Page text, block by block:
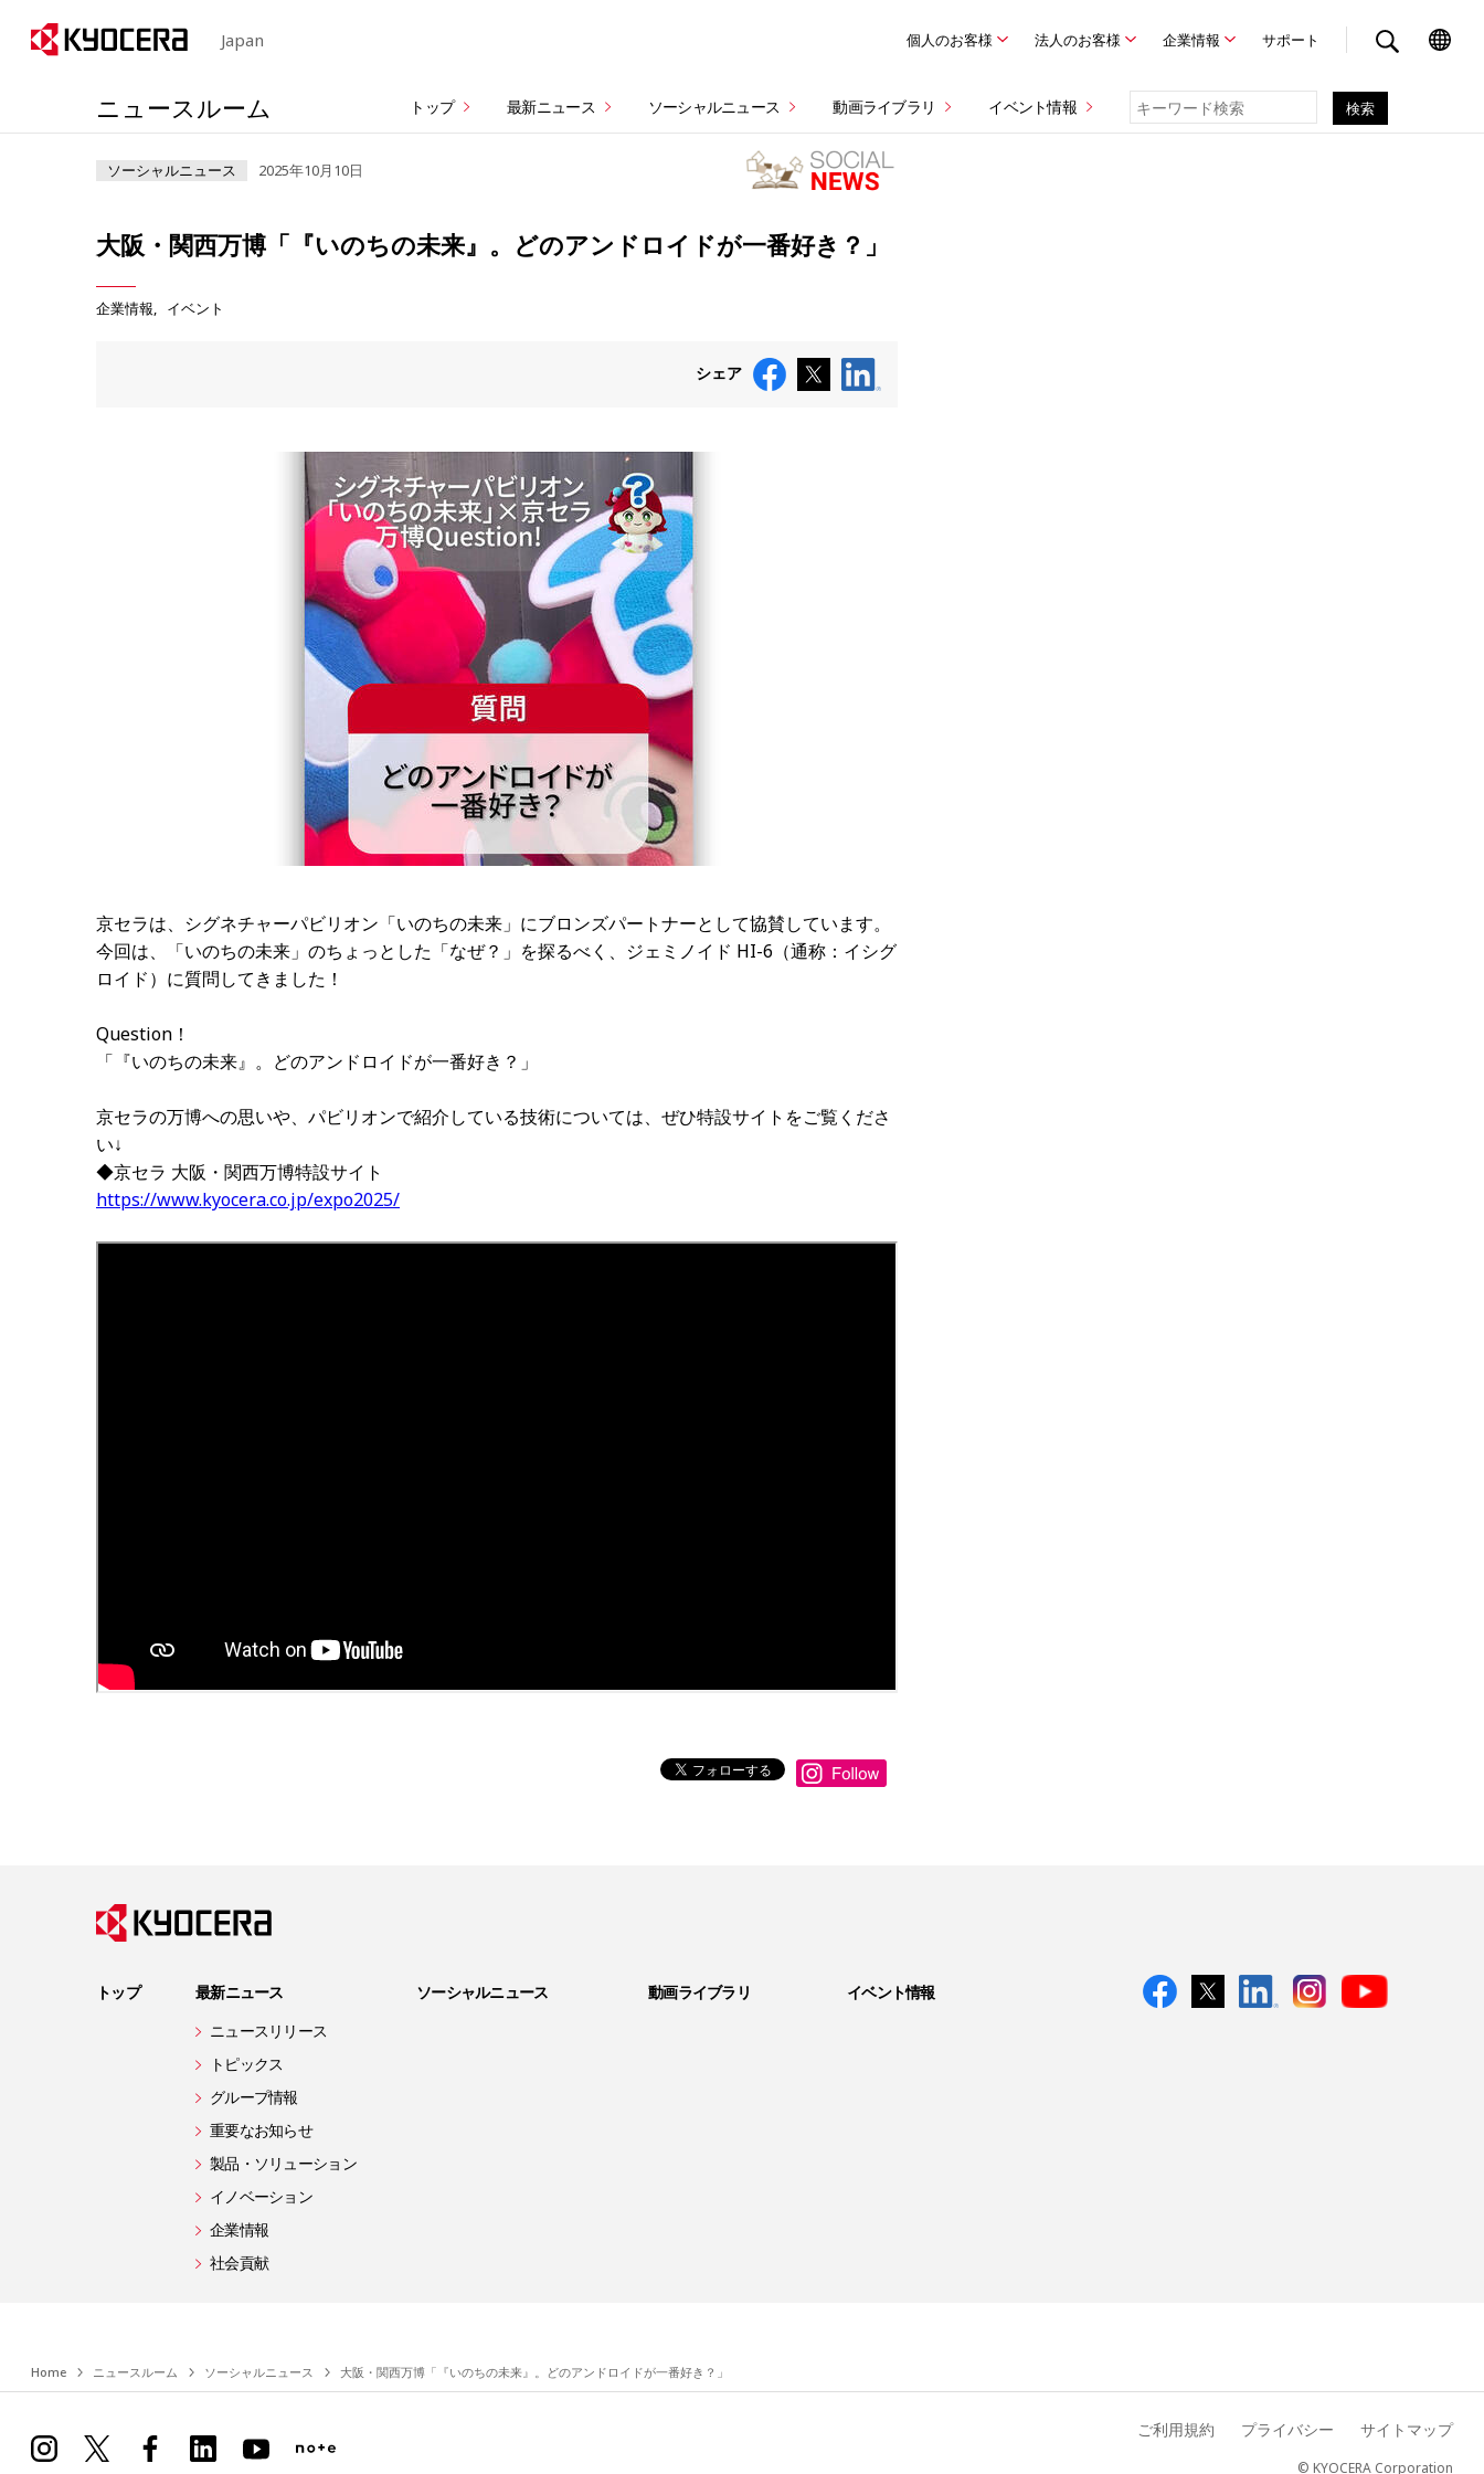
Japan 個人のお客様 法人のお客様 企業情報 サポート
ニュースルーム トップ 最新ニュース ソーシャルニュース 動画ライブラリ イベント情報
ソーシャルニュース 2025年10月10日
大阪・関西万博「『いのちの未来』。どのアンドロイドが一番好き？」
企業情報 イベント
シェア
京セラは、シグネチャーパビリオン「いのちの未来」にブロンズパートナーとして協賛しています。
今回は、「いのちの未来」のちょっとした「なぜ？」を探るべく、ジェミノイド HI-6（通称：イシグ
ロイド）に質問してきました！
Question！
「『いのちの未来』。どのアンドロイドが一番好き？」
京セラの万博への思いや、パビリオンで紹介している技術については、ぜひ特設サイトをご覧くださ
い↓
◆京セラ 大阪・関西万博特設サイト
https://www.kyocera.co.jp/expo2025/
トップ
最新ニュース
ニュースリリース
トピックス
グループ情報
重要なお知らせ
製品・ソリューション
イノベーション
企業情報
社会貢献
ソーシャルニュース 動画ライブラリ イベント情報
Home ニュースルーム ソーシャルニュース 大阪・関西万博「『いのちの未来』。どのアンドロイドが一番好き？」
ご利用規約 プライバシー サイトマップ
© KYOCERA Corporation